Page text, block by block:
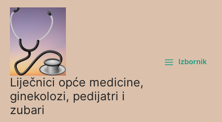
Skip
content
Liječnici opće medicine,
ginekolozi, pedijatri i
zubari
Izbornik